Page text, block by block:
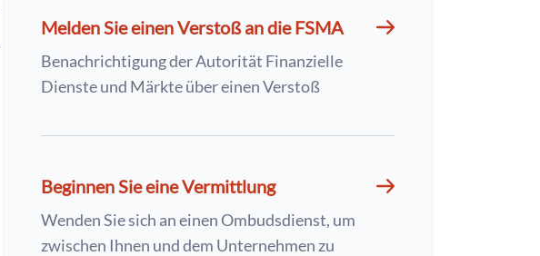
Melden Sie einen Verstoß an die FSMA
Benachrichtigung der Autorität Finanzielle
Dienste und Märkte über einen Verstoß
Beginnen Sie eine Vermittlung
Wenden Sie sich an einen Ombudsdienst, um
zwischen Ihnen und dem Unternehmen zu